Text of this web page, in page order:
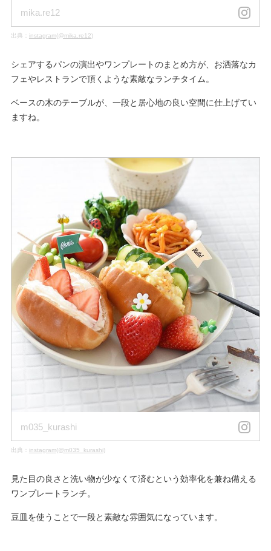
mika.re12
出典： instagram(@mika.re12)
シェアするパンの演出やワンプレートのまとめ方が、お洒落なカ
フェやレストランで頂くような素敵なランチタイム。
ベースの木のテーブルが、一段と居心地の良い空間に仕上げてい
ますね。
m035_kurashi
出典： instagram(@m035_kurashi)
見た目の良さと洗い物が少なくて済むという効率化を兼ね備える
ワンプレートランチ。
豆皿を使うことで一段と素敵な雰囲気になっています。